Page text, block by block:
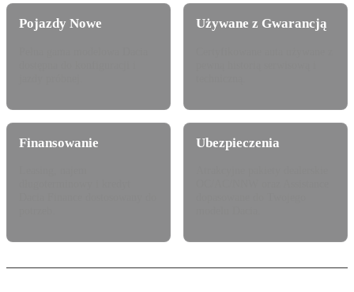
Pojazdy Nowe Używane z Gwarancją
Finansowanie Ubezpieczenia